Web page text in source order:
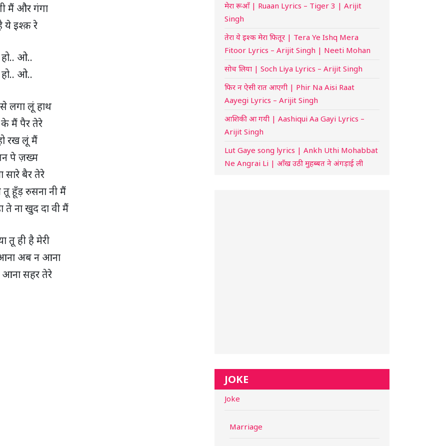
मैं और गंगा
ये इश्क़ रे
हो.. ओ..
हो.. ओ..
लगा लूं हाथ
मैं पैर तेरे
रख लूं मैं
पे ज़ख्म
सारे बैर तेरे
तू हूँड़ रुसना नी मैं
ते ना खुद दा वी मैं
तू ही है मेरी
अब न आना
आना सहर तेरे
मेरा रूआँ | Ruaan Lyrics – Tiger 3 | Arijit
Singh
तेरा ये इश्क मेरा फितूर | Tera Ye Ishq Mera
Fitoor Lyrics – Arijit Singh | Neeti Mohan
सोच लिया | Soch Liya Lyrics – Arijit Singh
फिर न ऐसी रात आएगी | Phir Na Aisi Raat
Aayegi Lyrics – Arijit Singh
आशिकी आ गयी | Aashiqui Aa Gayi Lyrics –
Arijit Singh
Lut Gaye song lyrics | Ankh Uthi Mohabbat
Ne Angrai Li | आँख उठी मुहब्बत ने अंगड़ाई ली
JOKE
Joke
Marriage